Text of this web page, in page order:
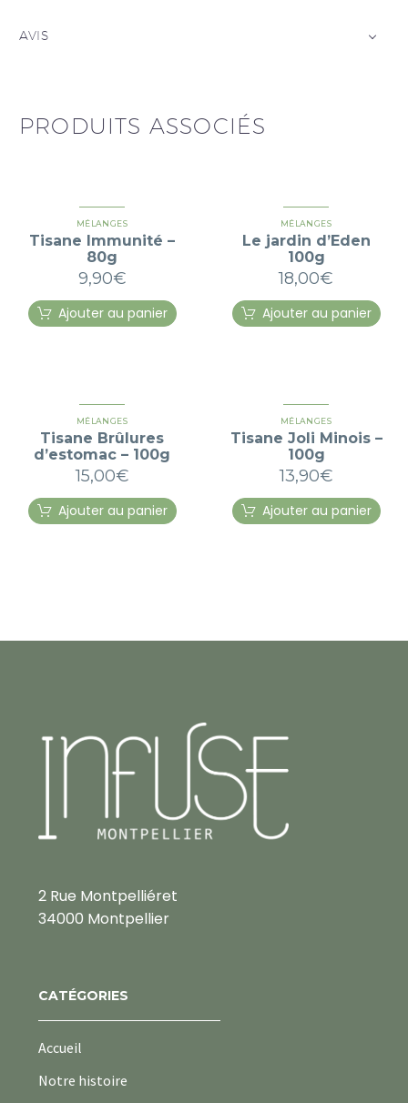
AVIS
PRODUITS ASSOCIÉS
MÉLANGES
Tisane Immunité –
80g
9,90€
Ajouter au panier
MÉLANGES
Le jardin d’Eden
100g
18,00€
Ajouter au panier
MÉLANGES
Tisane Brûlures
d’estomac – 100g
15,00€
Ajouter au panier
MÉLANGES
Tisane Joli Minois –
100g
13,90€
Ajouter au panier
2 Rue Montpelliéret
34000 Montpellier
CATÉGORIES
Accueil
Notre histoire